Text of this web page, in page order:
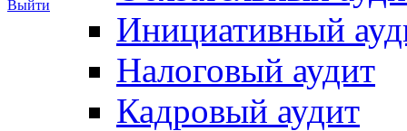
Выйти
Инициативный
Налоговый аудит
Кадровый аудит